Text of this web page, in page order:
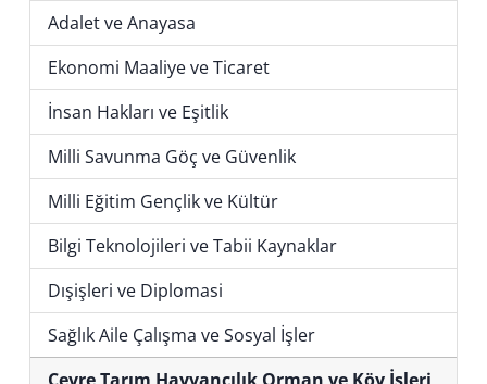
Adalet ve Anayasa
Ekonomi Maaliye ve Ticaret
İnsan Hakları ve Eşitlik
Milli Savunma Göç ve Güvenlik
Milli Eğitim Gençlik ve Kültür
Bilgi Teknolojileri ve Tabii Kaynaklar
Dışişleri ve Diplomasi
Sağlık Aile Çalışma ve Sosyal İşler